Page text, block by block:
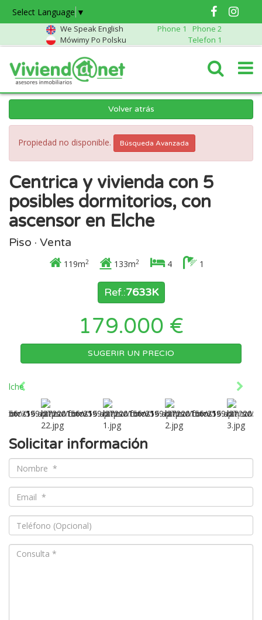
Select Language ▼
We Speak English Phone 1
Phone 2
Mówimy Po Polsku
Telefon 1
Volver atrás
Propiedad no disponible. Búsqueda Avanzada
Centrica y vivienda con 5
posibles dormitorios, con
ascensor en Elche
Piso · Venta
119m2 133m2 4 1
Ref.:7633K
179.000 €
SUGERIR UN PRECIO
Solicitar información